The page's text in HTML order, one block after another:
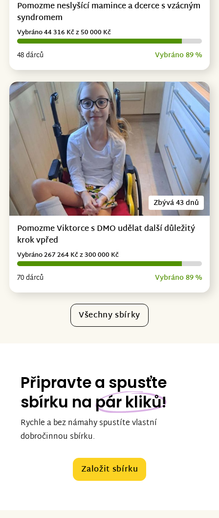
Pomozme neslyšící mamince a dcerce s vzácným
syndromem
48 dárců Vybráno 89 %
Vybráno 44 316 Kč z 50 000 Kč
Zbývá 43 dnů
Pomozme Viktorce s DMO udělat další důležitý
krok vpřed
70 dárců Vybráno 89 %
Vybráno 267 264 Kč z 300 000 Kč
Všechny sbírky
Připravte a spusťte
sbírku na pár kliků!
Rychle a bez námahy spustíte vlastní
dobročinnou sbírku.
Založit sbírku